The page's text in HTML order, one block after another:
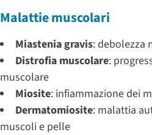
Malattie muscolari
Miastenia gravis: debolezza
Distrofia muscolare:
muscolare
Miosite: infiammazione dei
Dermatomiosite: malattia
muscoli e pelle